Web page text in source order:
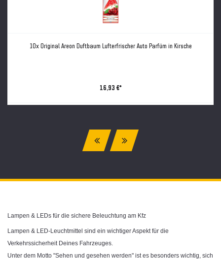
10x Original Areon Duftbaum Lufterfrischer Auto Parfüm in Kirsche
16,93 €*
Lampen & LEDs für die sichere Beleuchtung am Kfz
Lampen & LED-Leuchtmittel sind ein wichtiger Aspekt für die
Verkehrssicherheit Deines Fahrzeuges.
Unter dem Motto "Sehen und gesehen werden" ist es besonders wichtig, sich